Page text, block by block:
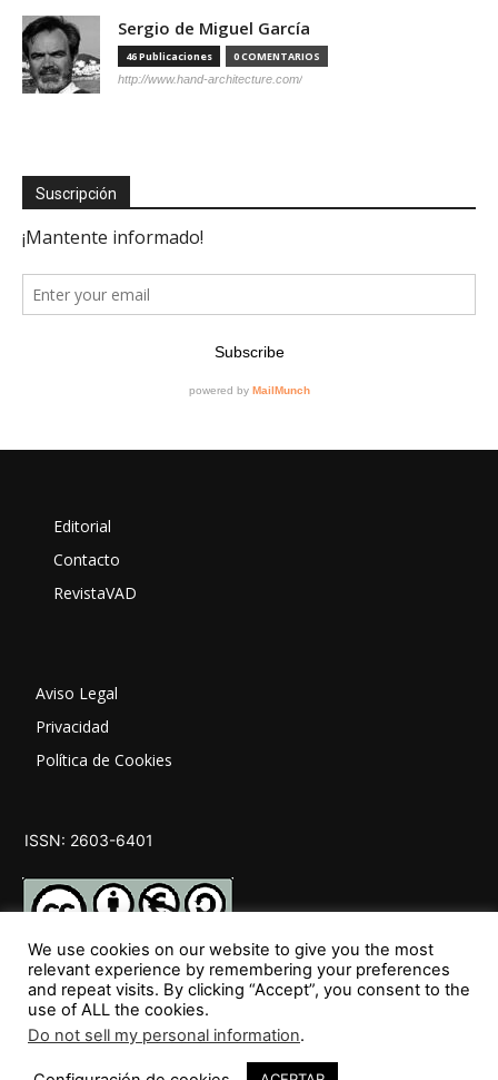
Sergio de Miguel García
46 Publicaciones 0 COMENTARIOS
http://www.hand-architecture.com/
Suscripción
Editorial
Contacto
RevistaVAD
Aviso Legal
Privacidad
Política de Cookies
ISSN: 2603-6401
SÍGUENOS
We use cookies on our website to give you the most
relevant experience by remembering your preferences
and repeat visits. By clicking “Accept”, you consent to the
use of ALL the cookies.
Do not sell my personal information.